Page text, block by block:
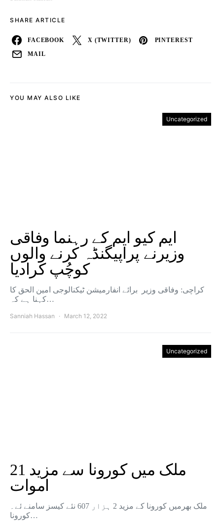
SHARE ARTICLE
FACEBOOK X (TWITTER) PINTEREST
MAIL
YOU MAY ALSO LIKE
Uncategorized
ایم کیو ایم کے رہنما وفاقی
وزیرنے پراپیگنڈہ کرنے والوں
کوچُپ کرادیا
کراچی: وفاقی وزیر برائے انفارمیشن ٹیکنالوجی امین الحق کا
کہنا ہے کہ…
Sanniah Hassan March 12, 2022
Uncategorized
ملک میں کورونا سے مزید 21
اموات
ملک بھرمیں کورونا کے مزید 2 ہزار 607 نئے کیسز سامنے ئے۔
کورونا…